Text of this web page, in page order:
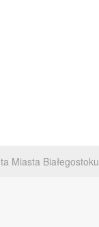
Miasta Białegostoku